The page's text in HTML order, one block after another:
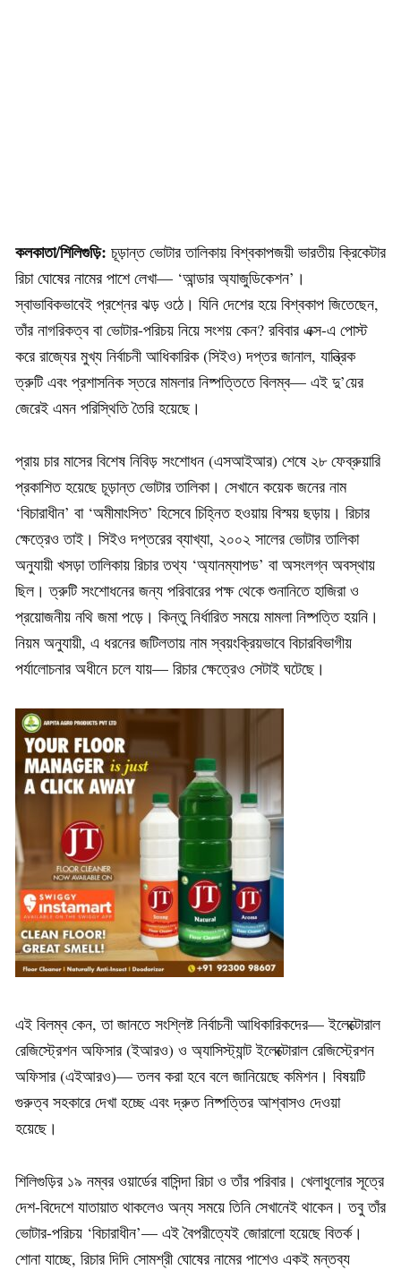
কলকাতা/শিলিগুড়ি: চূড়ান্ত ভোটার তালিকায় বিশ্বকাপজয়ী ভারতীয় ক্রিকেটার
রিচা ঘোষের নামের পাশে লেখা— ‘আন্ডার অ্যাজুডিকেশন’।
স্বাভাবিকভাবেই প্রশ্নের ঝড় ওঠে। যিনি দেশের হয়ে বিশ্বকাপ জিতেছেন,
তাঁর নাগরিকত্ব বা ভোটার-পরিচয় নিয়ে সংশয় কেন? রবিবার এক্স-এ পোস্ট
করে রাজ্যের মুখ্য নির্বাচনী আধিকারিক (সিইও) দপ্তর জানাল, যান্ত্রিক
ত্রুটি এবং প্রশাসনিক স্তরে মামলার নিষ্পত্তিতে বিলম্ব— এই দু’য়ের
জেরেই এমন পরিস্থিতি তৈরি হয়েছে।
প্রায় চার মাসের বিশেষ নিবিড় সংশোধন (এসআইআর) শেষে ২৮ ফেব্রুয়ারি
প্রকাশিত হয়েছে চূড়ান্ত ভোটার তালিকা। সেখানে কয়েক জনের নাম
‘বিচারাধীন’ বা ‘অমীমাংসিত’ হিসেবে চিহ্নিত হওয়ায় বিস্ময় ছড়ায়। রিচার
ক্ষেত্রেও তাই। সিইও দপ্তরের ব্যাখ্যা, ২০০২ সালের ভোটার তালিকা
অনুযায়ী খসড়া তালিকায় রিচার তথ্য ‘অ্যানম্যাপড’ বা অসংলগ্ন অবস্থায়
ছিল। ত্রুটি সংশোধনের জন্য পরিবারের পক্ষ থেকে শুনানিতে হাজিরা ও
প্রয়োজনীয় নথি জমা পড়ে। কিন্তু নির্ধারিত সময়ে মামলা নিষ্পত্তি হয়নি।
নিয়ম অনুযায়ী, এ ধরনের জটিলতায় নাম স্বয়ংক্রিয়ভাবে বিচারবিভাগীয়
পর্যালোচনার অধীনে চলে যায়— রিচার ক্ষেত্রেও সেটাই ঘটেছে।
এই বিলম্ব কেন, তা জানতে সংশ্লিষ্ট নির্বাচনী আধিকারিকদের— ইলেক্টোরাল
রেজিস্ট্রেশন অফিসার (ইআরও) ও অ্যাসিস্ট্যান্ট ইলেক্টোরাল রেজিস্ট্রেশন
অফিসার (এইআরও)— তলব করা হবে বলে জানিয়েছে কমিশন। বিষয়টি
গুরুত্ব সহকারে দেখা হচ্ছে এবং দ্রুত নিষ্পত্তির আশ্বাসও দেওয়া
হয়েছে।
শিলিগুড়ির ১৯ নম্বর ওয়ার্ডের বাসিন্দা রিচা ও তাঁর পরিবার। খেলাধুলোর সূত্রে
দেশ-বিদেশে যাতায়াত থাকলেও অন্য সময়ে তিনি সেখানেই থাকেন। তবু তাঁর
ভোটার-পরিচয় ‘বিচারাধীন’— এই বৈপরীত্যেই জোরালো হয়েছে বিতর্ক।
শোনা যাচ্ছে, রিচার দিদি সোমশ্রী ঘোষের নামের পাশেও একই মন্তব্য